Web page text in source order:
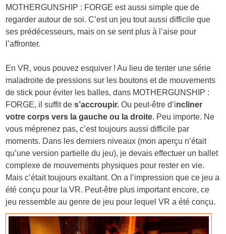
MOTHERGUNSHIP : FORGE est aussi simple que de
regarder autour de soi. C’est un jeu tout aussi difficile que
ses prédécesseurs, mais on se sent plus à l’aise pour
l’affronter.
En VR, vous pouvez esquiver ! Au lieu de tenter une série
maladroite de pressions sur les boutons et de mouvements
de stick pour éviter les balles, dans MOTHERGUNSHIP :
FORGE, il suffit des’accroupir. Ou peut-être d’incliner
votre corps vers la gauche ou la droite. Peu importe. Ne
vous méprenez pas, c’est toujours aussi difficile par
moments. Dans les derniers niveaux (mon aperçu n’était
qu’une version partielle du jeu), je devais effectuer un ballet
complexe de mouvements physiques pour rester en vie.
Mais c’était toujours exaltant. On a l’impression que ce jeu a
été conçu pour la VR. Peut-être plus important encore, ce
jeu ressemble au genre de jeu pour lequel VR a été conçu.